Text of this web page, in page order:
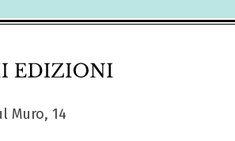
Muro, 14